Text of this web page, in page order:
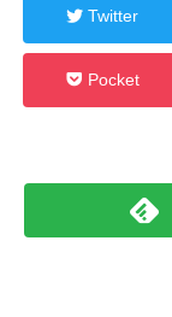
Twitter
Pocket